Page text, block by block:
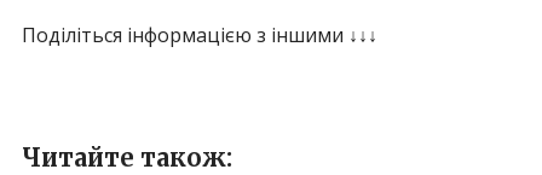
Поділіться інформацією з іншими ↓↓↓
Читайте також: